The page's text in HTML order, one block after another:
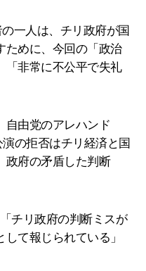
一人は、チリ政府が国
ために、今回の「政治
「非常に不公平で失礼
自由党のアレハンド
の拒否はチリ経済と国
政府の矛盾した判断
チリ政府の判断ミスが
て報じられている」